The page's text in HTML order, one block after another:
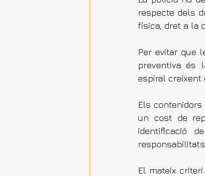
respecte dels
física, dret a la
Per evitar que
preventiva és
espiral creixent
Els
un cost de
identificació
responsabilitats.
El mateix